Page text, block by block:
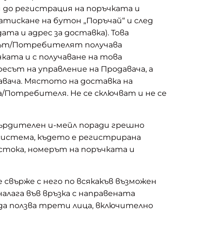
регистрация на поръчката и
на бутон „Поръчай“ и след
и адрес за доставка). Това
Потребителят получава
и с получаване на това
на управление на Продавача, а
Мястото на доставка на
Не се сключват и не се
и-мейл поради грешно
където е регистрирана
номерът на поръчката и
с него пo всякакъв възможен
във връзка с направената
ползва трети лица, включително